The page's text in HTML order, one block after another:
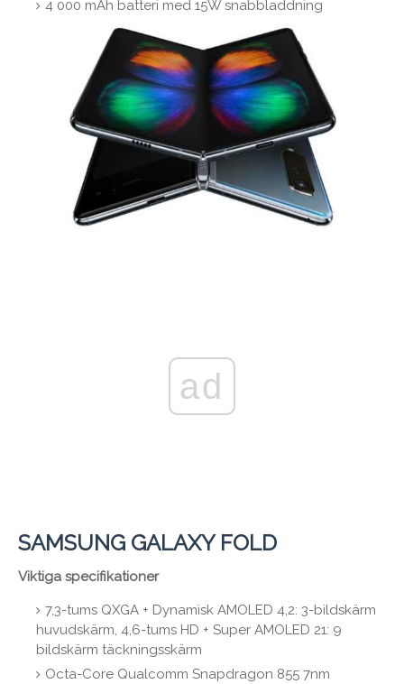
4 000 mAh batteri med 15W snabbladdning
ad
SAMSUNG GALAXY FOLD
Viktiga specifikationer
7,3-tums QXGA + Dynamisk AMOLED 4,2: 3-bildskärm
huvudskärm, 4,6-tums HD + Super AMOLED 21: 9
bildskärm täckningsskärm
Octa-Core Qualcomm Snapdragon 855 7nm